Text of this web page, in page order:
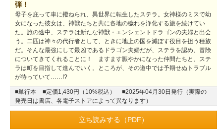
弾！
母子を庇って車に撥ねられ、異世界に転生したステラ。女神様のミスで幼
女になった彼女は、神獣たちと共に各地の穢れを浄化する旅を続けてい
た。旅の途中、ステラは新たな神獣・エンシェントドラゴンの夫婦と出会
う。二匹は神々の代行者として、ときに地上の国を滅ぼす役目を担う種族
だ。そんな最強にして最凶であるドラゴン夫婦だが、ステラを認め、冒険
についてきてくれることに！ ますます賑やかになった仲間たちと、ステ
ラは町を目指して進んでいく。ところが、その道中では予期せぬトラブル
が待っていて……!?
■単行本 ■定価1,430円（10%税込）
■2025年04月30日発行（実際の
発売日は書店、各電子ストアによって異なります）
立ち読みする（PDF）